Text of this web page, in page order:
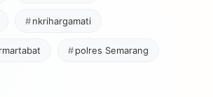
nkrihargamati
polres Semarang